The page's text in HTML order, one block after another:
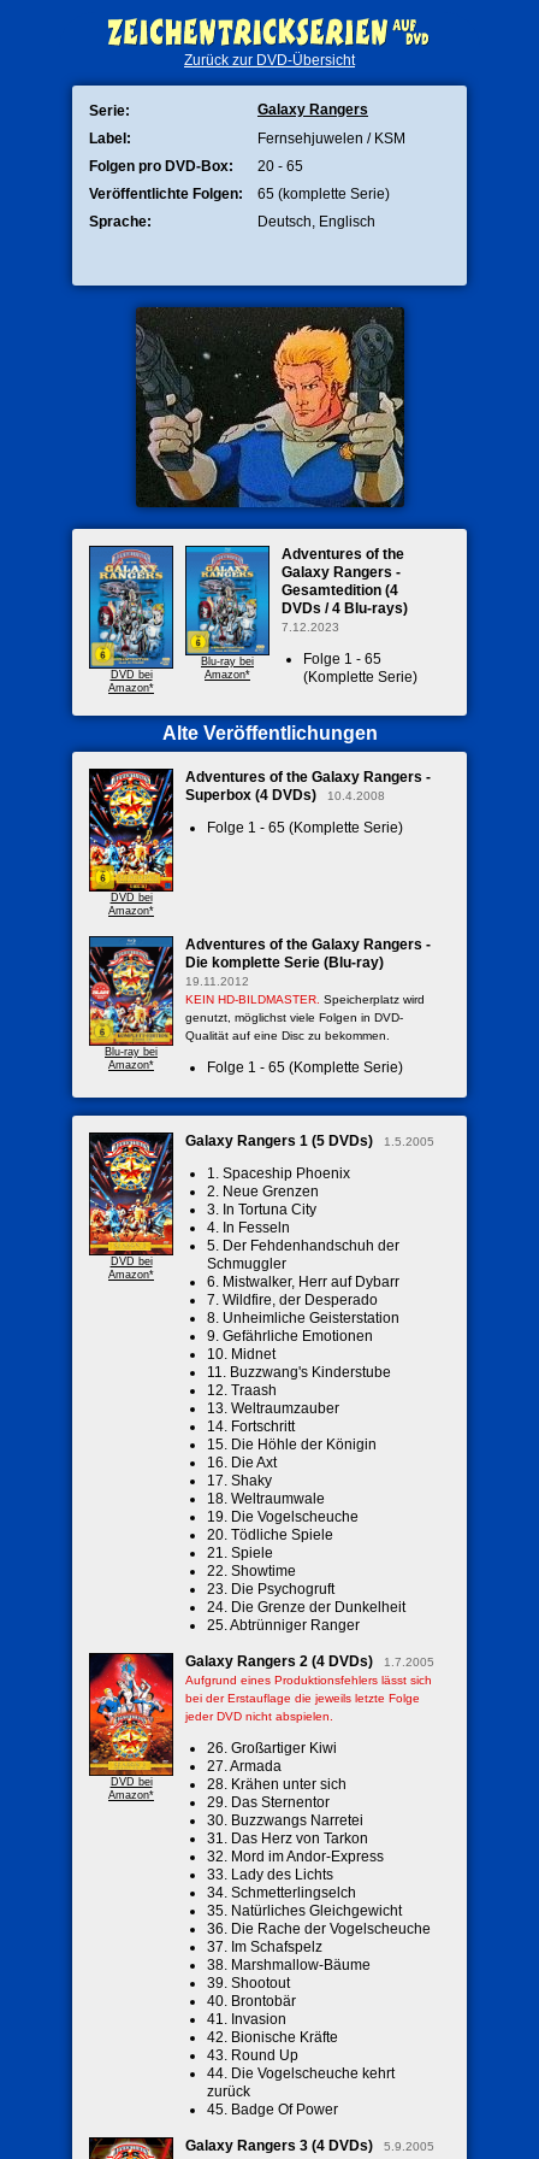
Zurück zur DVD-Übersicht
Serie:
Galaxy Rangers
Label:
Fernsehjuwelen / KSM
Folgen pro DVD-Box:
20 - 65
Veröffentlichte Folgen:
65 (komplette Serie)
Sprache:
Deutsch, Englisch
DVD bei
Amazon*
Blu-ray bei
Amazon*
Adventures of the
Galaxy Rangers -
Gesamtedition (4
DVDs / 4 Blu-rays)
7.12.2023
Folge 1 - 65
(Komplette Serie)
Alte Veröffentlichungen
DVD bei
Amazon*
Adventures of the Galaxy Rangers -
Superbox (4 DVDs)
10.4.2008
Folge 1 - 65 (Komplette Serie)
Blu-ray bei
Amazon*
Adventures of the Galaxy Rangers -
Die komplette Serie (Blu-ray)
19.11.2012
KEIN HD-BILDMASTER. Speicherplatz wird
genutzt, möglichst viele Folgen in DVD-
Qualität auf eine Disc zu bekommen.
Folge 1 - 65 (Komplette Serie)
DVD bei
Amazon*
Galaxy Rangers 1 (5 DVDs) 1.5.2005
1. Spaceship Phoenix
2. Neue Grenzen
3. In Tortuna City
4. In Fesseln
5. Der Fehdenhandschuh der
Schmuggler
6. Mistwalker, Herr auf Dybarr
7. Wildfire, der Desperado
8. Unheimliche Geisterstation
9. Gefährliche Emotionen
10. Midnet
11. Buzzwang's Kinderstube
12. Traash
13. Weltraumzauber
14. Fortschritt
15. Die Höhle der Königin
16. Die Axt
17. Shaky
18. Weltraumwale
19. Die Vogelscheuche
20. Tödliche Spiele
21. Spiele
22. Showtime
23. Die Psychogruft
24. Die Grenze der Dunkelheit
25. Abtrünniger Ranger
DVD bei
Amazon*
Galaxy Rangers 2 (4 DVDs)
1.7.2005
Aufgrund eines Produktionsfehlers lässt sich
bei der Erstauflage die jeweils letzte Folge
jeder DVD nicht abspielen.
26. Großartiger Kiwi
27. Armada
28. Krähen unter sich
29. Das Sternentor
30. Buzzwangs Narretei
31. Das Herz von Tarkon
32. Mord im Andor-Express
33. Lady des Lichts
34. Schmetterlingselch
35. Natürliches Gleichgewicht
36. Die Rache der Vogelscheuche
37. Im Schafspelz
38. Marshmallow-Bäume
39. Shootout
40. Brontobär
41. Invasion
42. Bionische Kräfte
43. Round Up
44. Die Vogelscheuche kehrt
zurück
45. Badge Of Power
Galaxy Rangers 3 (4 DVDs) 5.9.2005